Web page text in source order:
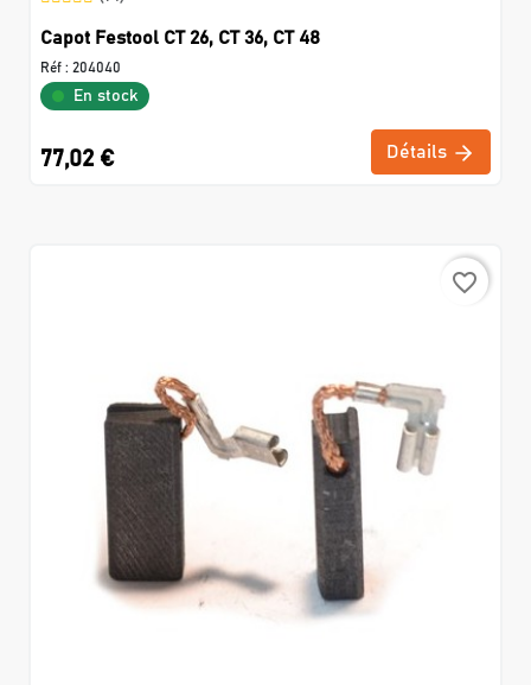
Capot Festool CT 26, CT 36, CT 48
Réf : 204040
En stock
77,02 € Détails
favorite_border